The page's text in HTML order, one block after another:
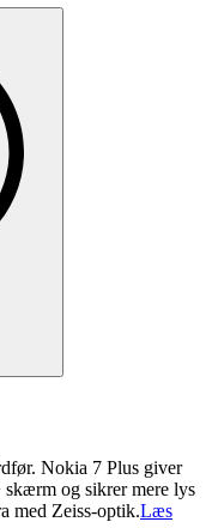
Nokia 7 Plus giver
og sikrer mere lys
med Zeiss-optik.Læs